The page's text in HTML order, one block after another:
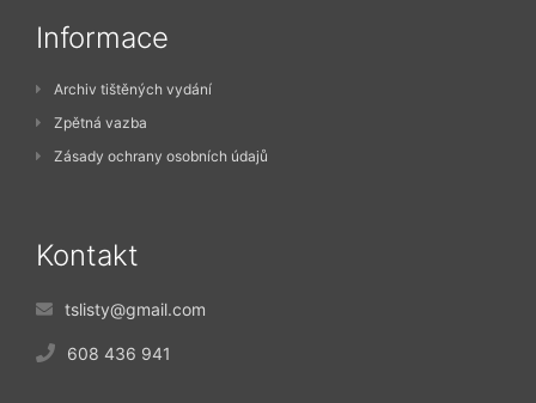
Informace
Archiv tištěných vydání
Zpětná vazba
Zásady ochrany osobních údajů
Kontakt
tslisty@gmail.com
608 436 941